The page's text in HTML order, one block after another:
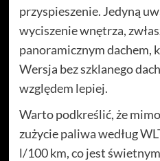
przyspieszenie. Jedyną
wyciszenie wnętrza,
panoramicznym dachem,
Wersja bez szklanego
względem lepiej.
Warto podkreślić, że
zużycie paliwa według
l/100 km, co jest